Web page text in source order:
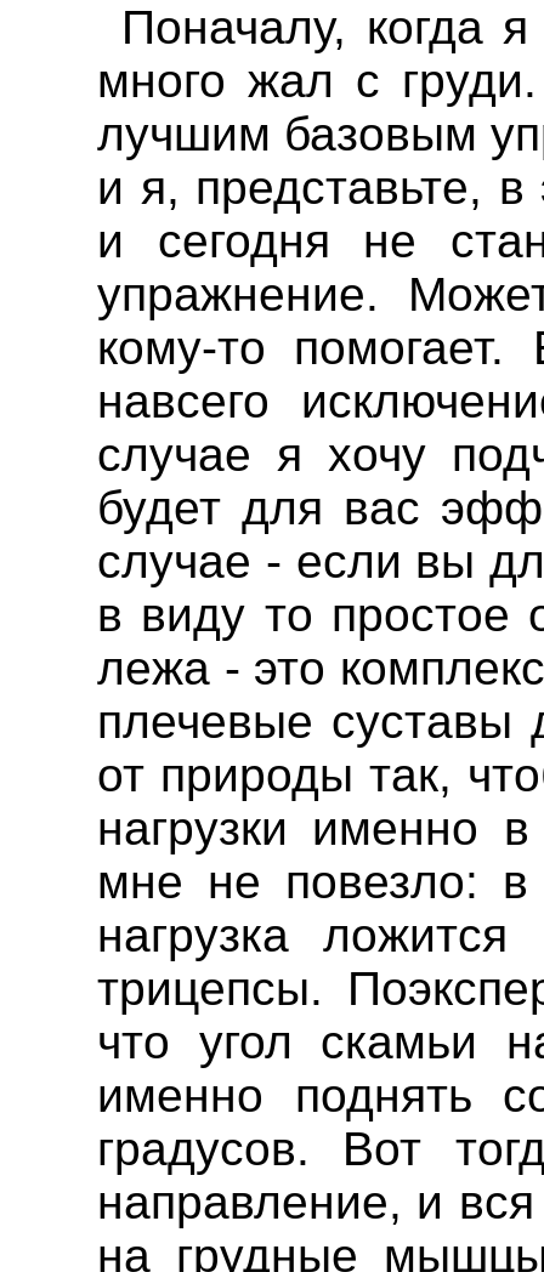
Поначалу, когда
много жал с
лучшим базовым
и я, представьте,
и сегодня не
упражнение.
кому-то
навсего
случае я хочу
будет для вас
случае - если вы
в виду то простое
лежа - это
плечевые суставы
от природы так,
нагрузки именно
мне не повезло:
нагрузка
трицепсы.
что угол скамьи
именно поднять
градусов. Вот
направление, и
на грудные